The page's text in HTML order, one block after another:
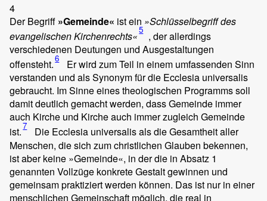
4
Der Begriff »Gemeinde« ist ein »Schlüsselbegriff des
evangelischen Kirchenrechts«5 , der allerdings
verschiedenen Deutungen und Ausgestaltungen
offensteht.6
Er wird zum Teil in einem umfassenden Sinn
verstanden und als Synonym für die Ecclesia universalis
gebraucht. Im Sinne eines theologischen Programms soll
damit deutlich gemacht werden, dass Gemeinde immer
auch Kirche und Kirche auch immer zugleich Gemeinde
ist.7
Die Ecclesia universalis als die Gesamtheit aller
Menschen, die sich zum christlichen Glauben bekennen,
ist aber keine »Gemeinde«, in der die in Absatz 1
genannten Vollzüge konkrete Gestalt gewinnen und
gemeinsam praktiziert werden können. Das ist nur in einer
menschlichen Gemeinschaft möglich, die real in